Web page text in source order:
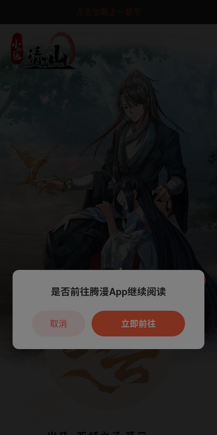
点击加载上一章节
本章节仅支持App阅读，可打开App新用
户7天免费看
是否前往腾漫App继续阅读
立即前往
取消